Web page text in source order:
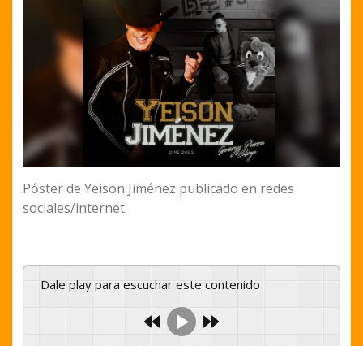
Póster de Yeison Jiménez publicado en redes
sociales/internet.
Dale play para escuchar este contenido